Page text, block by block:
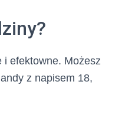
i efektowne. Możesz
z napisem 18,